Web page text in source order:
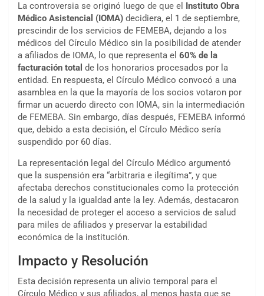
La controversia se originó luego de que el
Instituto Obra
Médico Asistencial (IOMA) decidiera, el 1 de septiembre,
prescindir de los servicios de FEMEBA, dejando a los
médicos del Círculo Médico sin la posibilidad de atender
a afiliados de IOMA, lo que representa el 60% de la
facturación total de los honorarios procesados por la
entidad. En respuesta, el Círculo Médico convocó a una
asamblea en la que la mayoría de los socios votaron por
firmar un acuerdo directo con IOMA, sin la intermediación
de FEMEBA. Sin embargo, días después, FEMEBA informó
que, debido a esta decisión, el Círculo Médico sería
suspendido por 60 días.
La representación legal del Círculo Médico argumentó
que la suspensión era “arbitraria e ilegítima”, y que
afectaba derechos constitucionales como la protección
de la salud y la igualdad ante la ley. Además, destacaron
la necesidad de proteger el acceso a servicios de salud
para miles de afiliados y preservar la estabilidad
económica de la institución.
Impacto y Resolución
Esta decisión representa un alivio temporal para el
Círculo Médico y sus afiliados, al menos hasta que se